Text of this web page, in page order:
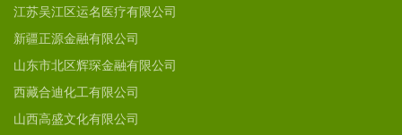
江苏吴江区运名医疗有限公司
新疆正源金融有限公司
山东市北区辉琛金融有限公司
西藏合迪化工有限公司
山西高盛文化有限公司